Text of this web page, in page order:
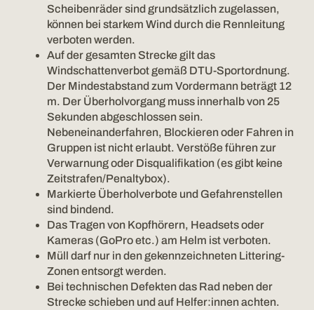
Scheibenräder sind grundsätzlich zugelassen,
können bei starkem Wind durch die Rennleitung
verboten werden.
Auf der gesamten Strecke gilt das
Windschattenverbot gemäß DTU-Sportordnung.
Der Mindestabstand zum Vordermann beträgt 12
m. Der Überholvorgang muss innerhalb von 25
Sekunden abgeschlossen sein.
Nebeneinanderfahren, Blockieren oder Fahren in
Gruppen ist nicht erlaubt. Verstöße führen zur
Verwarnung oder Disqualifikation (es gibt keine
Zeitstrafen/Penaltybox).
Markierte Überholverbote und Gefahrenstellen
sind bindend.
Das Tragen von Kopfhörern, Headsets oder
Kameras (GoPro etc.) am Helm ist verboten.
Müll darf nur in den gekennzeichneten Littering-
Zonen entsorgt werden.
Bei technischen Defekten das Rad neben der
Strecke schieben und auf Helfer:innen achten.